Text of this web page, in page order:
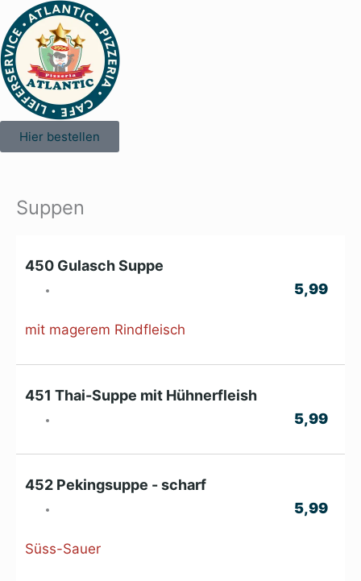
Inhalt
springen
Hier bestellen
Suppen
450 Gulasch Suppe
5,99
mit magerem Rindfleisch
451 Thai-Suppe mit Hühnerfleish
5,99
452 Pekingsuppe - scharf
5,99
Süss-Sauer